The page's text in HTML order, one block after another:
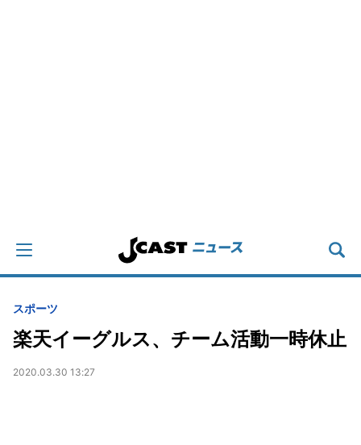
スポーツ
楽天イーグルス、チーム活動一時休止
2020.03.30 13:27